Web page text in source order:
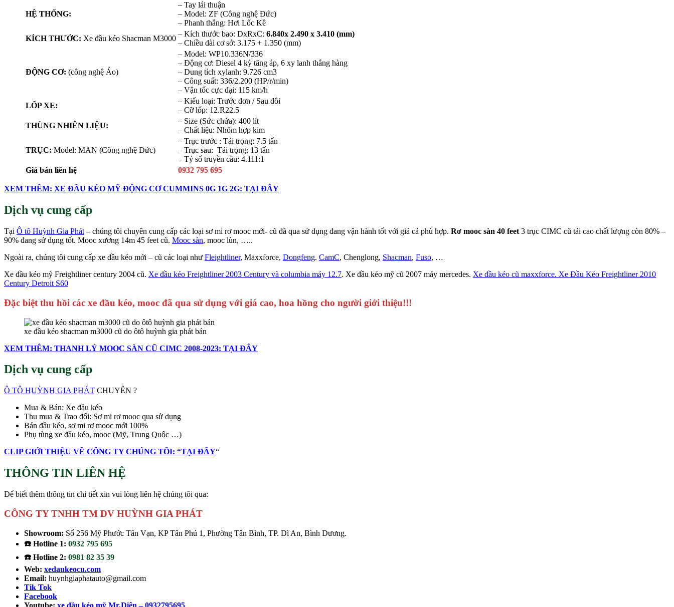
HỆ THỐNG:
– Tay lái thuận
– Model: ZF (Công nghệ Đức)
– Phanh thắng: Hơi Lốc Kê
KÍCH THƯỚC: Xe đầu kéo Shacman M3000
– Kích thước bao: DxRxC: 6.840x 2.490 x 3.410 (mm)
– Chiều dài cơ sở: 3.175 + 1.350 (mm)
ĐỘNG CƠ: (công nghệ Áo)
– Model: WP10.336N/336
– Động cơ: Diesel 4 kỳ tăng áp, 6 xy lanh thẳng hàng
– Dung tích xylanh: 9.726 cm3
– Công suất: 336/2.200 (HP/r/min)
– Vận tốc cực đại: 115 km/h
LỐP XE:
– Kiểu loại: Trước đơn / Sau đôi
– Cỡ lốp: 12.R22.5
THÙNG NHIÊN LIỆU:
– Size (Sức chứa): 400 lít
– Chất liệu: Nhôm hợp kim
TRỤC: Model: MAN (Công nghệ Đức)
– Trục trước : Tải trọng: 7.5 tấn
– Trục sau: Tải trọng: 13 tấn
– Tỷ số truyền cầu: 4.111:1
Giá bán liên hệ
0932 795 695
XEM THÊM: XE ĐẦU KÉO MỸ ĐỘNG CƠ CUMMINS 0G 1G 2G: TẠI ĐÂY
Dịch vụ cung cấp
Tại Ô tô Huỳnh Gia Phát – chúng tôi chuyên cung cấp các loại sơ mi rơ mooc mới- cũ đã qua sử dụng đang vận hành tốt với giá cả phù hợp. Rơ mooc sàn 40 feet 3 trục CIMC cũ tải cao chất lượng còn 80% –
90% đang sử dụng tốt. Mooc xương 14m 45 feet cũ. Mooc sàn, mooc lùn, …..
Ngoài ra, chúng tôi cung cấp xe đầu kéo mới – cũ các loại như Fleightliner, Maxxforce, Dongfeng. CamC, Chenglong, Shacman, Fuso, …
Xe đầu kéo mỹ Freightliner century 2004 cũ. Xe đầu kéo Freightliner 2003 Century và columbia máy 12.7. Xe đầu kéo mỹ cũ 2007 máy mercedes. Xe đầu kéo cũ maxxforce. Xe Đầu Kéo Freightliner 2010
Century Detroit S60
Đặc biệt thu hồi các xe đầu kéo, mooc đã qua sử dụng với giá cao, hoa hồng cho người giới thiệu!!!
xe đầu kéo shacman m3000 cũ do ôtô huỳnh gia phát bán
XEM THÊM: THANH LÝ MOOC SÀN CŨ CIMC 2008-2023: TẠI ĐÂY
Dịch vụ cung cấp
Ô̲ ̲T̲Ô̲ ̲H̲U̲Ỳ̲N̲H̲ ̲G̲I̲A̲ ̲P̲H̲Á̲T̲ CHUYÊN ?
Mua & Bán: Xe đầu kéo
Thu mua & Trao đổi: Sơ mi rơ mooc qua sử dụng
Bán đầu kéo, sơ mi rơ mooc mới 100%
Phụ tùng xe đầu kéo, mooc (Mỹ, Trung Quốc …)
CLIP GIỚI THIỆU VỀ CÔNG TY CHÚNG TÔI: “TẠI ĐÂY“
THÔNG TIN LIÊN HỆ
Để biết thêm thông tin chi tiết xin vui lòng liên hệ chúng tôi qua:
CÔNG TY TNHH TM DV HUỲNH GIA PHÁT
Showroom: Số 256 Mỹ Phước Tân Vạn, KP Tân Phú 1, Phường Tân Bình, TP. Dĩ An, Bình Dương.
☎️ Hotline 1: 0932 795 695
☎️ Hotline 2: 0981 82 35 39
Web: xedaukeocu.com
Email: huynhgiaphatauto@gmail.com
Tik Tok
Facebook
Youtube: xe đầu kéo mỹ Mr.Diện – 0932795695